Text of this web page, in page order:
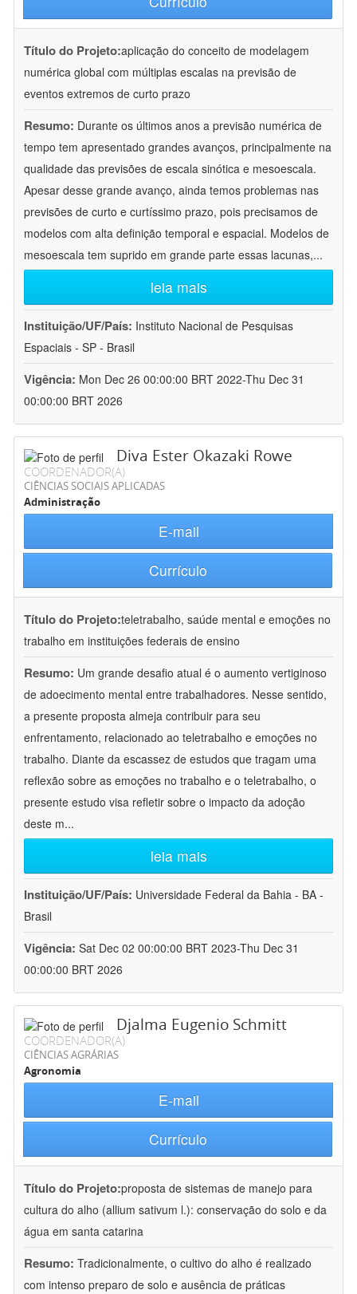
Título do Projeto:aplicação do conceito de modelagem
numérica global com múltiplas escalas na previsão de
eventos extremos de curto prazo
Resumo: Durante os últimos anos a previsão numérica de
tempo tem apresentado grandes avanços, principalmente na
qualidade das previsões de escala sinótica e mesoescala.
Apesar desse grande avanço, ainda temos problemas nas
previsões de curto e curtíssimo prazo, pois precisamos de
modelos com alta definição temporal e espacial. Modelos de
mesoescala tem suprido em grande parte essas lacunas,...
leia mais
Instituição/UF/País: Instituto Nacional de Pesquisas
Espaciais - SP - Brasil
Vigência: Mon Dec 26 00:00:00 BRT 2022-Thu Dec 31
00:00:00 BRT 2026
Diva Ester Okazaki Rowe
COORDENADOR(A)
CIÊNCIAS SOCIAIS APLICADAS
Administração
E-mail
Currículo
Título do Projeto:teletrabalho, saúde mental e emoções no
trabalho em instituições federais de ensino
Resumo: Um grande desafio atual é o aumento vertiginoso
de adoecimento mental entre trabalhadores. Nesse sentido,
a presente proposta almeja contribuir para seu
enfrentamento, relacionado ao teletrabalho e emoções no
trabalho. Diante da escassez de estudos que tragam uma
reflexão sobre as emoções no trabalho e o teletrabalho, o
presente estudo visa refletir sobre o impacto da adoção
deste m...
leia mais
Instituição/UF/País: Universidade Federal da Bahia - BA -
Brasil
Vigência: Sat Dec 02 00:00:00 BRT 2023-Thu Dec 31
00:00:00 BRT 2026
Djalma Eugenio Schmitt
COORDENADOR(A)
CIÊNCIAS AGRÁRIAS
Agronomia
E-mail
Currículo
Título do Projeto:proposta de sistemas de manejo para
cultura do alho (allium sativum l.): conservação do solo e da
água em santa catarina
Resumo: Tradicionalmente, o cultivo do alho é realizado
com intenso preparo de solo e ausência de práticas